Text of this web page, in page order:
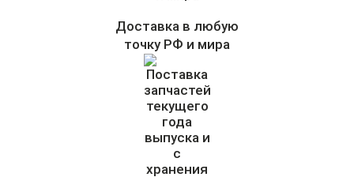
Доставка в любую
точку РФ и мира